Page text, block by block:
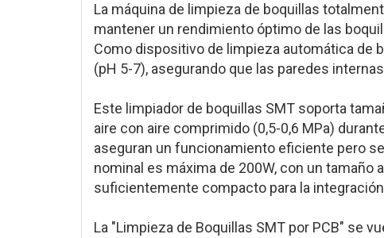
La máquina de limpieza de boquillas
mantener un rendimiento óptimo de las
Como dispositivo de limpieza automática de
(pH 5-7), asegurando que las paredes
Este limpiador de boquillas SMT soporta
aire con aire comprimido (0,5-0,6 MPa)
aseguran un funcionamiento eficiente pero
nominal es máxima de 200W, con un
suficientemente compacto para la integración
La "Limpieza de Boquillas SMT por PCB" se